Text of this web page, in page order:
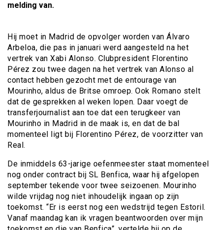
melding van.
Hij moet in Madrid de opvolger worden van Álvaro
Arbeloa, die pas in januari werd aangesteld na het
vertrek van Xabi Alonso. Clubpresident Florentino
Pérez zou twee dagen na het vertrek van Alonso al
contact hebben gezocht met de entourage van
Mourinho, aldus de Britse omroep. Ook Romano stelt
dat de gesprekken al weken lopen. Daar voegt de
transferjournalist aan toe dat een terugkeer van
Mourinho in Madrid in de maak is, en dat de bal
momenteel ligt bij Florentino Pérez, de voorzitter van
Real.
De inmiddels 63-jarige oefenmeester staat momenteel
nog onder contract bij SL Benfica, waar hij afgelopen
september tekende voor twee seizoenen. Mourinho
wilde vrijdag nog niet inhoudelijk ingaan op zijn
toekomst. “Er is eerst nog een wedstrijd tegen Estoril.
Vanaf maandag kan ik vragen beantwoorden over mijn